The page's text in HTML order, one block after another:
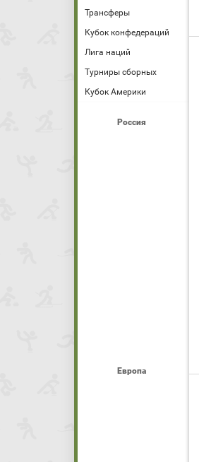
Трансферы
Кубок конфедераций
Лига наций
Турниры сборных
Кубок Америки
Россия
Европа